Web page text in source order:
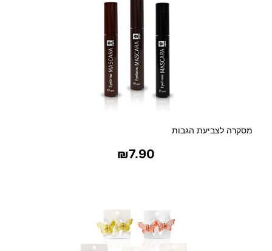
מסקרה לצביעת הגבות
₪7.90